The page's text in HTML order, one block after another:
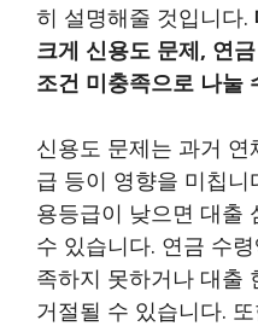
히 설명해줄 것입니다.
크게 신용도 문제, 연
조건 미충족으로 나눌
신용도 문제는 과거
급 등이 영향을 미칩
용등급이 낮으면 대출
수 있습니다. 연금 수
족하지 못하거나 대출
거절될 수 있습니다.